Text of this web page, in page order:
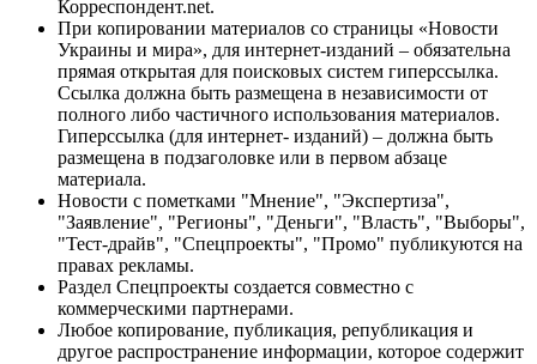
Корреспондент.net.
При копировании материалов со страницы «Новости
Украины и мира», для интернет-изданий – обязательна
прямая открытая для поисковых систем гиперссылка.
Ссылка должна быть размещена в независимости от
полного либо частичного использования материалов.
Гиперссылка (для интернет- изданий) – должна быть
размещена в подзаголовке или в первом абзаце
материала.
Новости с пометками "Мнение", "Экспертиза",
"Заявление", "Регионы", "Деньги", "Власть", "Выборы",
"Тест-драйв", "Спецпроекты", "Промо" публикуются на
правах рекламы.
Раздел Спецпроекты создается совместно с
коммерческими партнерами.
Любое копирование, публикация, републикация и
другое распространение информации, которое содержит